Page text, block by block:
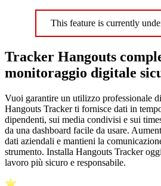
This feature is currently
Tracker Hangouts
monitoraggio digitale
Vuoi garantire un utilizzo professionale
Hangouts Tracker ti fornisce dati in
dipendenti, sui media condivisi e sui
da una dashboard facile da usare.
dati aziendali e mantieni la
strumento. Installa Hangouts Tracker
lavoro più sicuro e responsabile.